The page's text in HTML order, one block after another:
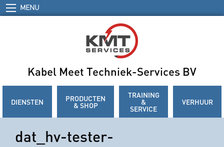
MENU
Kabel Meet Techniek-Services BV
DIENSTEN PRODUCTEN
& SHOP
TRAINING
&
SERVICE
VERHUUR
dat_hv-tester-